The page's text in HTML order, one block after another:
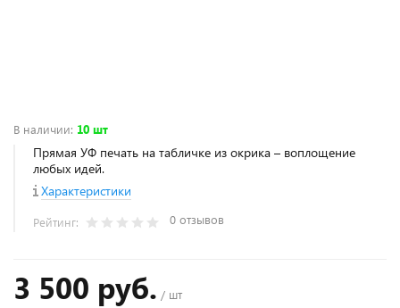
В наличии: 10 шт
Прямая УФ печать на табличке из окрика – воплощение
любых идей.
Характеристики
Рейтинг: 0 отзывов
3 500 руб. / шт